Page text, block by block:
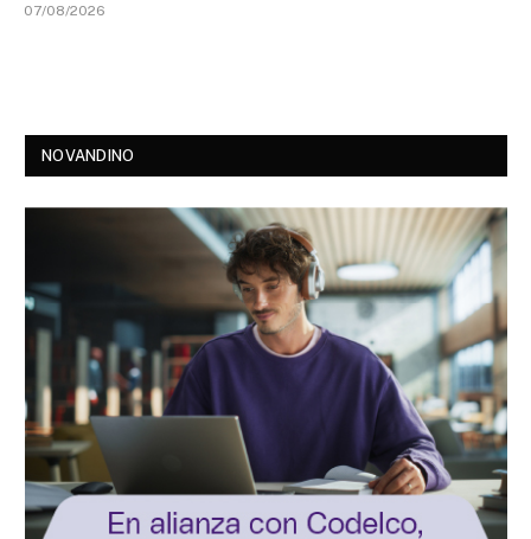
07/08/2026
NOVANDINO